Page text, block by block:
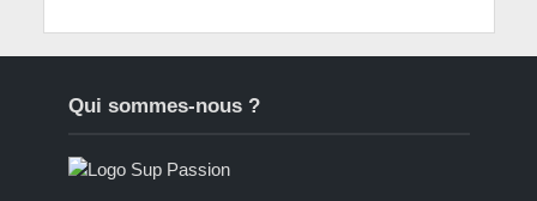
Qui sommes-nous ?